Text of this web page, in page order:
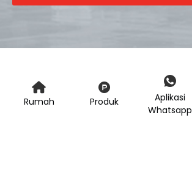
Rumah Produk
Aplikasi
Whatsapp